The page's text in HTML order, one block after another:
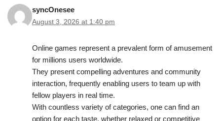
syncOnesee
August 3, 2026 at 1:40 pm
Online games represent a prevalent form of amusement
for millions users worldwide.
They present compelling adventures and community
interaction, frequently enabling users to team up with
fellow players in real time.
With countless variety of categories, one can find an
option for each taste, whether relaxed or competitive